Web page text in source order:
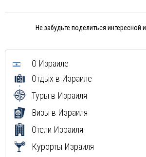
Не забудьте поделиться интересной
О Израиле
Отдых в Израиле
Туры в Израиля
Визы в Израиля
Отели Израиля
Курорты Израиля